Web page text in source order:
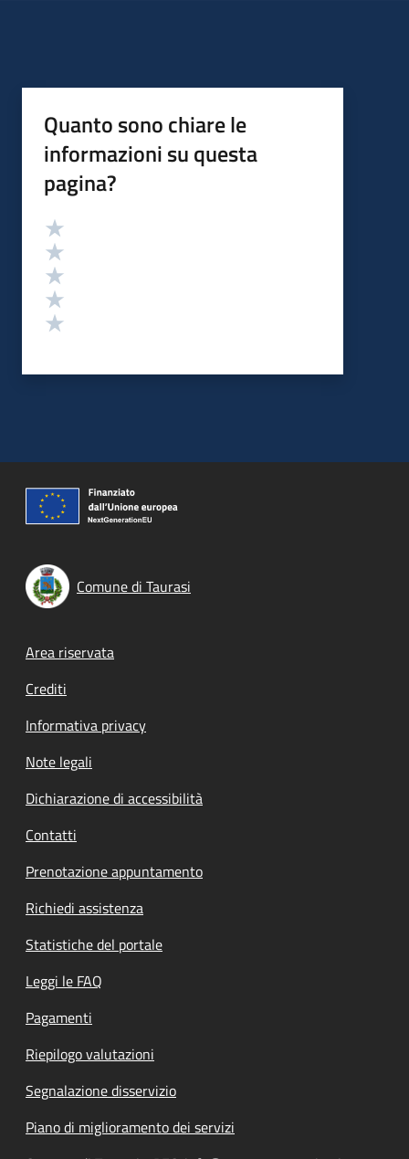
Quanto sono chiare le
informazioni su questa
pagina?
Valutazione
Comune di Taurasi
Footer menu
Area riservata
Crediti
Informativa privacy
Note legali
Dichiarazione di accessibilità
Contatti
Prenotazione appuntamento
Richiedi assistenza
Statistiche del portale
Leggi le FAQ
Pagamenti
Riepilogo valutazioni
Segnalazione disservizio
Piano di miglioramento dei servizi